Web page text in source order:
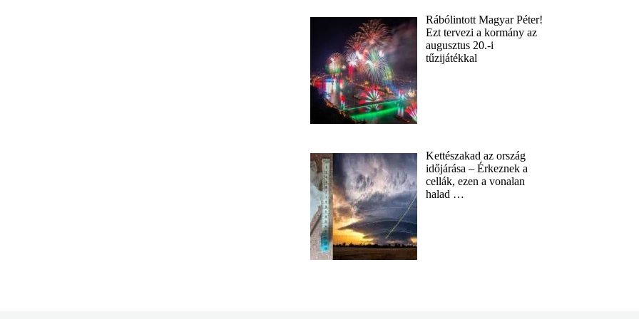
Rábólintott Magyar Péter!
Ezt tervezi a kormány az
augusztus 20.-i
tűzijátékkal
Kettészakad az ország
időjárása – Érkeznek a
cellák, ezen a vonalan
halad …